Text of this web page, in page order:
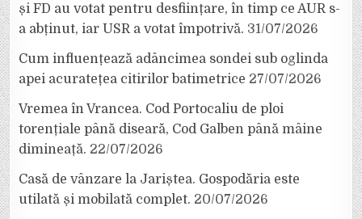
și FD au votat pentru desființare, în timp ce AUR s-
a abținut, iar USR a votat împotrivă. 31/07/2026
Cum influențează adâncimea sondei sub oglinda
apei acuratețea citirilor batimetrice 27/07/2026
Vremea în Vrancea. Cod Portocaliu de ploi
torențiale până diseară, Cod Galben până mâine
dimineață. 22/07/2026
Casă de vânzare la Jariștea. Gospodăria este
utilată și mobilată complet. 20/07/2026